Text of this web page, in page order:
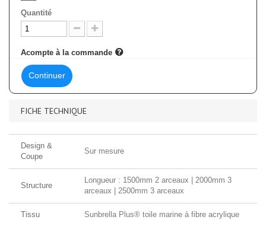
Quantité
Acompte à la commande
Continuer
FICHE TECHNIQUE
Design &
Coupe
Sur mesure
Structure
Longueur : 1500mm 2 arceaux | 2000mm 3
arceaux | 2500mm 3 arceaux
Tissu Sunbrella Plus® toile marine à fibre acrylique